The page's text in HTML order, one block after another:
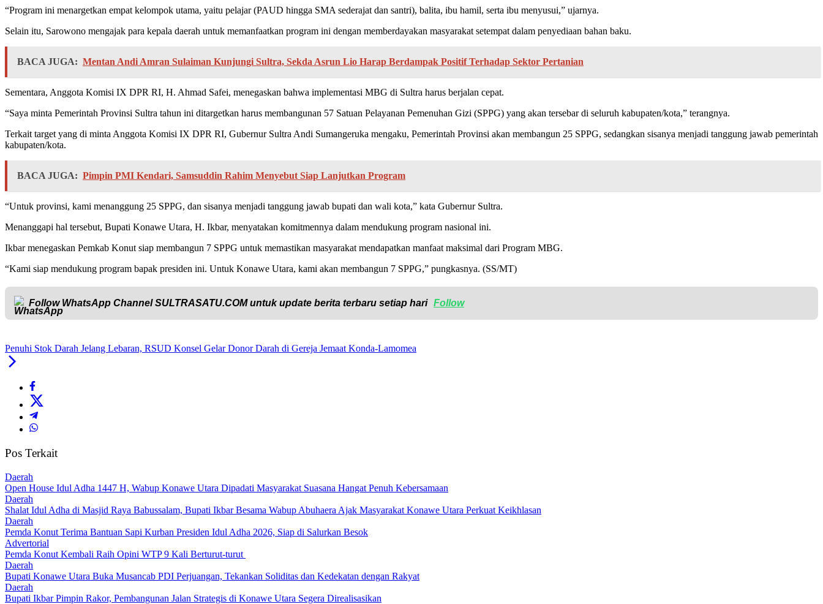
“Program ini menargetkan empat kelompok utama, yaitu pelajar (PAUD hingga SMA sederajat dan santri), balita, ibu hamil, serta ibu menyusui,” ujarnya.
Selain itu, Sarowono mengajak para kepala daerah untuk memanfaatkan program ini dengan memberdayakan masyarakat setempat dalam penyediaan bahan baku.
BACA JUGA: Mentan Andi Amran Sulaiman Kunjungi Sultra, Sekda Asrun Lio Harap Berdampak Positif Terhadap Sektor Pertanian
Sementara, Anggota Komisi IX DPR RI, H. Ahmad Safei, menegaskan bahwa implementasi MBG di Sultra harus berjalan cepat.
“Saya minta Pemerintah Provinsi Sultra tahun ini ditargetkan harus membangunan 57 Satuan Pelayanan Pemenuhan Gizi (SPPG) yang akan tersebar di seluruh kabupaten/kota,” terangnya.
Terkait target yang di minta Anggota Komisi IX DPR RI, Gubernur Sultra Andi Sumangeruka mengaku, Pemerintah Provinsi akan membangun 25 SPPG, sedangkan sisanya menjadi tanggung jawab pemerintah
kabupaten/kota.
BACA JUGA: Pimpin PMI Kendari, Samsuddin Rahim Menyebut Siap Lanjutkan Program
“Untuk provinsi, kami menanggung 25 SPPG, dan sisanya menjadi tanggung jawab bupati dan wali kota,” kata Gubernur Sultra.
Menanggapi hal tersebut, Bupati Konawe Utara, H. Ikbar, menyatakan komitmennya dalam mendukung program nasional ini.
Ikbar menegaskan Pemkab Konut siap membangun 7 SPPG untuk memastikan masyarakat mendapatkan manfaat maksimal dari Program MBG.
“Kami siap mendukung program bapak presiden ini. Untuk Konawe Utara, kami akan membangun 7 SPPG,” pungkasnya. (SS/MT)
Follow WhatsApp ChannelSULTRASATU.COMuntuk update berita terbaru setiap hari Follow
Penuhi Stok Darah Jelang Lebaran, RSUD Konsel Gelar Donor Darah di Gereja Jemaat Konda-Lamomea
Pos Terkait
Daerah
Open House Idul Adha 1447 H, Wabup Konawe Utara Dipadati Masyarakat Suasana Hangat Penuh Kebersamaan
Daerah
Shalat Idul Adha di Masjid Raya Babussalam, Bupati Ikbar Besama Wabup Abuhaera Ajak Masyarakat Konawe Utara Perkuat Keikhlasan
Daerah
Pemda Konut Terima Bantuan Sapi Kurban Presiden Idul Adha 2026, Siap di Salurkan Besok
Advertorial
Pemda Konut Kembali Raih Opini WTP 9 Kali Berturut-turut
Daerah
Bupati Konawe Utara Buka Musancab PDI Perjuangan, Tekankan Soliditas dan Kedekatan dengan Rakyat
Daerah
Bupati Ikbar Pimpin Rakor, Pembangunan Jalan Strategis di Konawe Utara Segera Direalisasikan